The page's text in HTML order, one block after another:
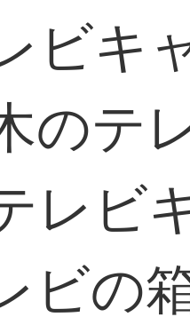
ビキ
のテ
レビ
ビの